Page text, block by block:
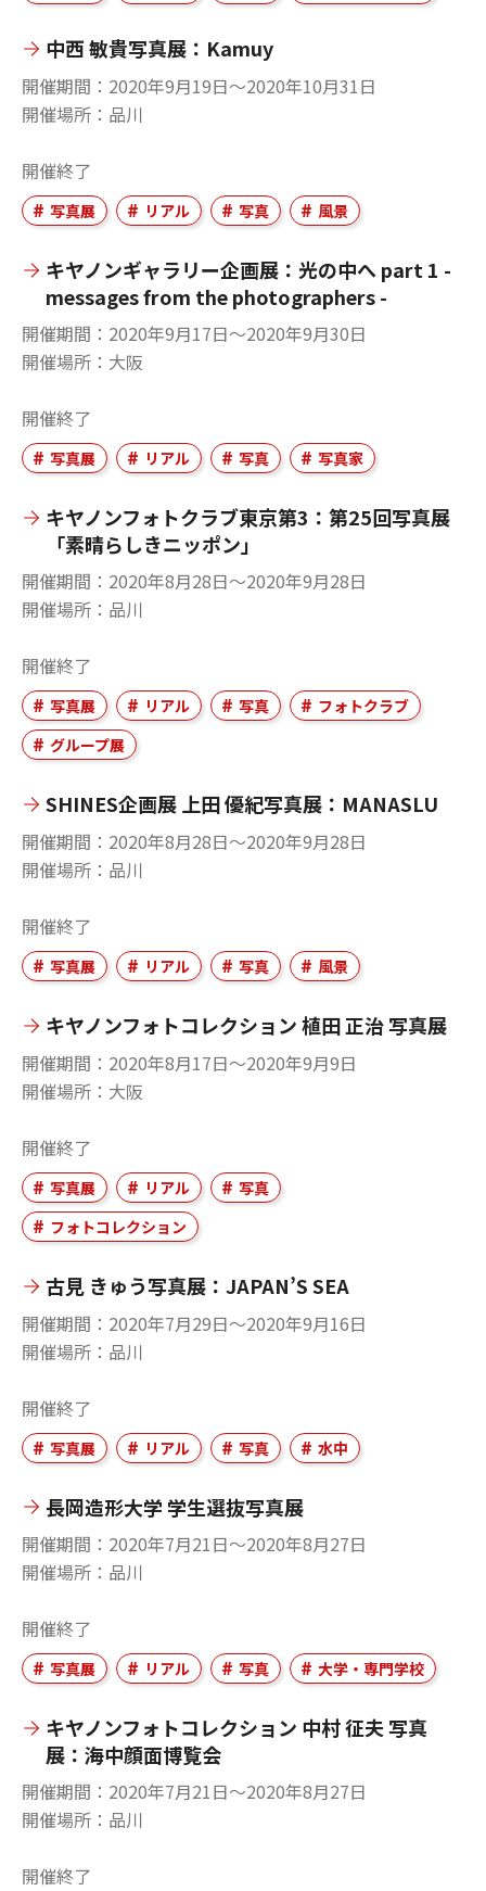
中西 敏貴写真展：Kamuy
開催期間
2020年9月19日〜2020年10月31日
開催場所
品川
開催終了
写真展 リアル 写真 風景
キヤノンギャラリー企画展：光の中へ part 1 -
messages from the photographers -
開催期間
2020年9月17日〜2020年9月30日
開催場所
大阪
開催終了
写真展 リアル 写真 写真家
キヤノンフォトクラブ東京第3：第25回写真展
「素晴らしきニッポン」
開催期間
2020年8月28日〜2020年9月28日
開催場所
品川
開催終了
写真展 リアル 写真
フォトクラブ
グループ展
SHINES企画展 上田 優紀写真展：MANASLU
開催期間
2020年8月28日〜2020年9月28日
開催場所
品川
開催終了
写真展 リアル 写真 風景
キヤノンフォトコレクション 植田 正治 写真展
開催期間
2020年8月17日〜2020年9月9日
開催場所
大阪
開催終了
写真展 リアル
写真
フォトコレクション
古見 きゅう写真展：JAPAN’S SEA
開催期間
2020年7月29日〜2020年9月16日
開催場所
品川
開催終了
写真展 リアル 写真 水中
長岡造形大学 学生選抜写真展
開催期間
2020年7月21日〜2020年8月27日
開催場所
品川
開催終了
写真展 リアル 写真 大学・専門学校
キヤノンフォトコレクション 中村 征夫 写真
展：海中顔面博覧会
開催期間
2020年7月21日〜2020年8月27日
開催場所
品川
開催終了